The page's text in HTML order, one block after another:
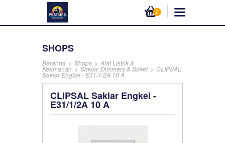
0
SHOPS
Beranda > Shops > Alat Listrik &
Keamanan > Saklar, Dimmers & Soket > CLIPSAL
Saklar Engkel - E31/1/2A 10 A
CLIPSAL Saklar Engkel -
E31/1/2A 10 A